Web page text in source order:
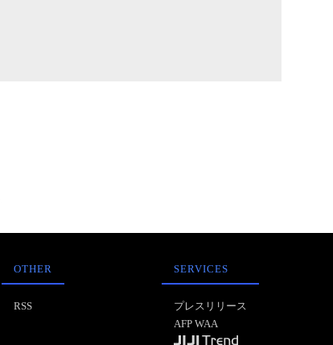
OTHER
RSS
SERVICES
プレスリリース
AFP WAA